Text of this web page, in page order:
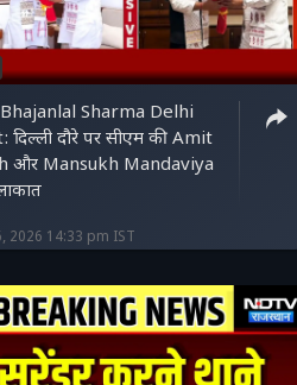
Sharma Delhi
दिल्ली दौरे पर सीएम की Amit
और Mansukh Mandaviya
2026 14:33 pm IST